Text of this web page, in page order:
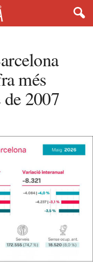
més
2007